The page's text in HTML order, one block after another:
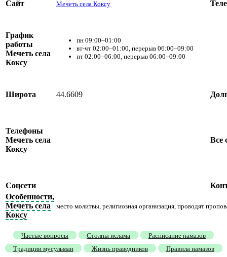
Сайт Мечеть села Коксу
График
работы
Мечеть села
Коксу
пн 09:00–01:00
вт-чт 02:00–01:00, перерыв 06:00–09:00
пт 02:00–06:00, перерыв 06:00–09:00
Широта 44.6609
Телефоны
Мечеть села
Коксу
Все
Соцсети
Особенности,
Мечеть села
Коксу
место молитвы, религиозная организация, проводят
Частые вопросы Столпы ислама
Расписание намазов
Традиции мусульман
Жизнь праведников
Правила намазов